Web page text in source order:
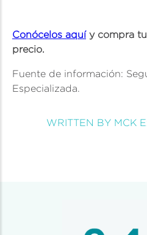
Conócelos aquíy compra
precio.
Fuente de información:
Especializada.
WRITTEN BY MCK